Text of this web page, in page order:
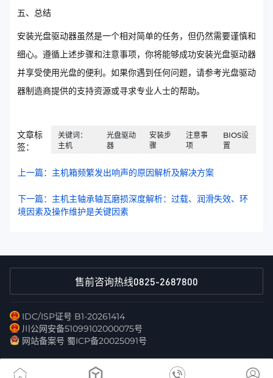
五、总结
安装光盘驱动器虽然是一个相对简单的任务，但仍然需要谨慎和
细心。遵循上述步骤和注意事项，你将能够成功安装光盘驱动器
并享受使用光盘的便利。如果你遇到任何问题，请参考光盘驱动
器制造商提供的支持资源或寻求专业人士的帮助。
文章标
签：
关键词：
主机
光盘驱动
器
安装步
骤
注意事
项
BIOS设
置
上一篇：主机箱频繁发出响声的原因解析及解决方案
下一篇：主机主轴承轴瓦磨损深度解析：过载、润滑失效、环
境因素及操作维护是关键因素
售前咨询热线0825-2687800
IDC/ISP证号 B1-20261414
川公网安备51099102000075号
网站备案号 蜀ICP备20025091号